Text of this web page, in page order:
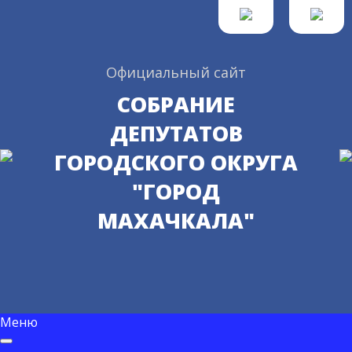
Официальный сайт
СОБРАНИЕ
ДЕПУТАТОВ
ГОРОДСКОГО ОКРУГА
"ГОРОД
МАХАЧКАЛА"
Меню